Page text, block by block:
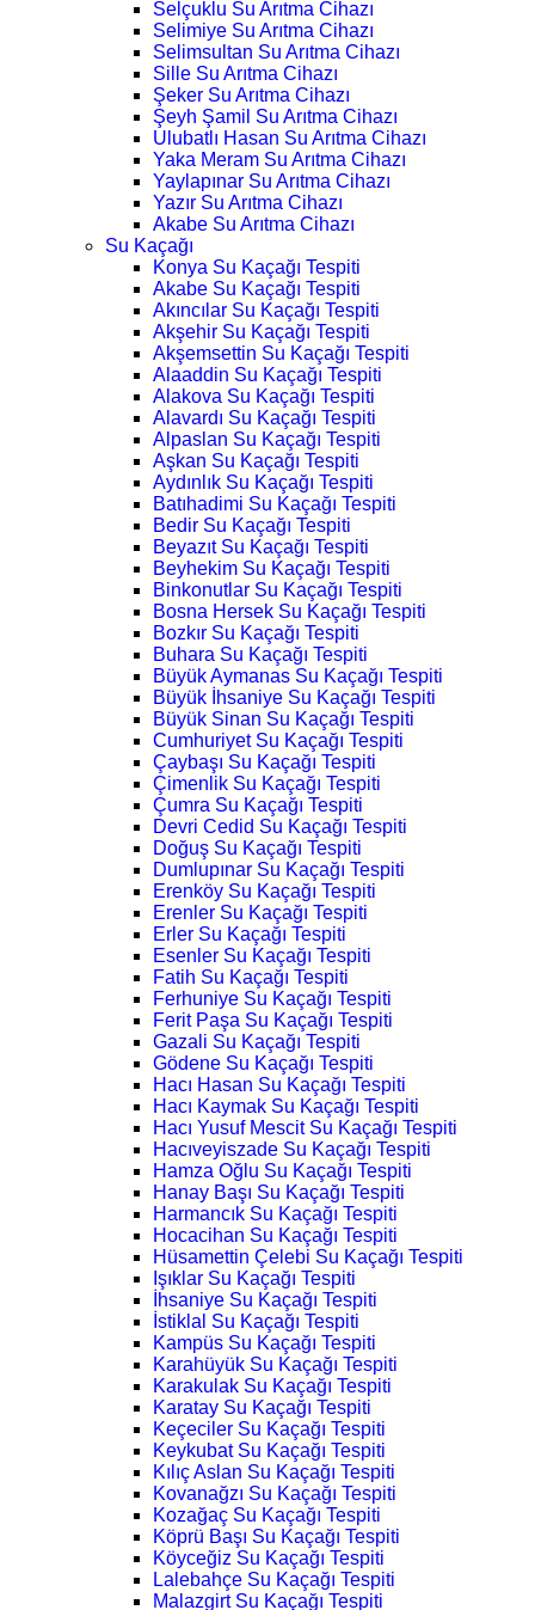
Selçuklu Su Arıtma Cihazı
Selimiye Su Arıtma Cihazı
Selimsultan Su Arıtma Cihazı
Sille Su Arıtma Cihazı
Şeker Su Arıtma Cihazı
Şeyh Şamil Su Arıtma Cihazı
Ulubatlı Hasan Su Arıtma Cihazı
Yaka Meram Su Arıtma Cihazı
Yaylapınar Su Arıtma Cihazı
Yazır Su Arıtma Cihazı
Akabe Su Arıtma Cihazı
Su Kaçağı
Konya Su Kaçağı Tespiti
Akabe Su Kaçağı Tespiti
Akıncılar Su Kaçağı Tespiti
Akşehir Su Kaçağı Tespiti
Akşemsettin Su Kaçağı Tespiti
Alaaddin Su Kaçağı Tespiti
Alakova Su Kaçağı Tespiti
Alavardı Su Kaçağı Tespiti
Alpaslan Su Kaçağı Tespiti
Aşkan Su Kaçağı Tespiti
Aydınlık Su Kaçağı Tespiti
Batıhadimi Su Kaçağı Tespiti
Bedir Su Kaçağı Tespiti
Beyazıt Su Kaçağı Tespiti
Beyhekim Su Kaçağı Tespiti
Binkonutlar Su Kaçağı Tespiti
Bosna Hersek Su Kaçağı Tespiti
Bozkır Su Kaçağı Tespiti
Buhara Su Kaçağı Tespiti
Büyük Aymanas Su Kaçağı Tespiti
Büyük İhsaniye Su Kaçağı Tespiti
Büyük Sinan Su Kaçağı Tespiti
Cumhuriyet Su Kaçağı Tespiti
Çaybaşı Su Kaçağı Tespiti
Çimenlik Su Kaçağı Tespiti
Çumra Su Kaçağı Tespiti
Devri Cedid Su Kaçağı Tespiti
Doğuş Su Kaçağı Tespiti
Dumlupınar Su Kaçağı Tespiti
Erenköy Su Kaçağı Tespiti
Erenler Su Kaçağı Tespiti
Erler Su Kaçağı Tespiti
Esenler Su Kaçağı Tespiti
Fatih Su Kaçağı Tespiti
Ferhuniye Su Kaçağı Tespiti
Ferit Paşa Su Kaçağı Tespiti
Gazali Su Kaçağı Tespiti
Gödene Su Kaçağı Tespiti
Hacı Hasan Su Kaçağı Tespiti
Hacı Kaymak Su Kaçağı Tespiti
Hacı Yusuf Mescit Su Kaçağı Tespiti
Hacıveyiszade Su Kaçağı Tespiti
Hamza Oğlu Su Kaçağı Tespiti
Hanay Başı Su Kaçağı Tespiti
Harmancık Su Kaçağı Tespiti
Hocacihan Su Kaçağı Tespiti
Hüsamettin Çelebi Su Kaçağı Tespiti
Işıklar Su Kaçağı Tespiti
İhsaniye Su Kaçağı Tespiti
İstiklal Su Kaçağı Tespiti
Kampüs Su Kaçağı Tespiti
Karahüyük Su Kaçağı Tespiti
Karakulak Su Kaçağı Tespiti
Karatay Su Kaçağı Tespiti
Keçeciler Su Kaçağı Tespiti
Keykubat Su Kaçağı Tespiti
Kılıç Aslan Su Kaçağı Tespiti
Kovanağzı Su Kaçağı Tespiti
Kozağaç Su Kaçağı Tespiti
Köprü Başı Su Kaçağı Tespiti
Köyceğiz Su Kaçağı Tespiti
Lalebahçe Su Kaçağı Tespiti
Malazgirt Su Kaçağı Tespiti